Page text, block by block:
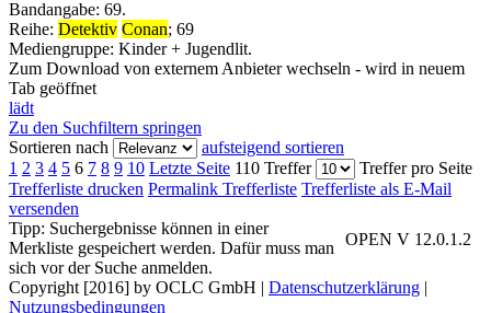
Bandangabe: 69.
Reihe: Detektiv Conan; 69
Mediengruppe: Kinder + Jugendlit.
Zum Download von externem Anbieter wechseln - wird in neuem
Tab geöffnet
lädt
Zu den Suchfiltern springen
Sortieren nach
aufsteigend sortieren
1 2 3 4 5 6 7 8 9 10 Letzte Seite 110 Treffer
Treffer pro Seite
Trefferliste drucken Permalink Trefferliste Trefferliste als E-Mail
versenden
OPEN V 12.0.1.2
Tipp: Suchergebnisse können in einer
Merkliste gespeichert werden. Dafür muss man
sich vor der Suche anmelden.
Copyright [2016] by OCLC GmbH | Datenschutzerklärung |
Nutzungsbedingungen